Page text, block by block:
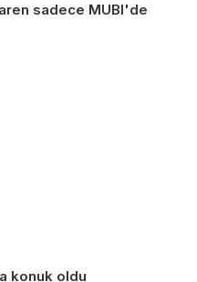
sadece MUBI'de
konuk oldu